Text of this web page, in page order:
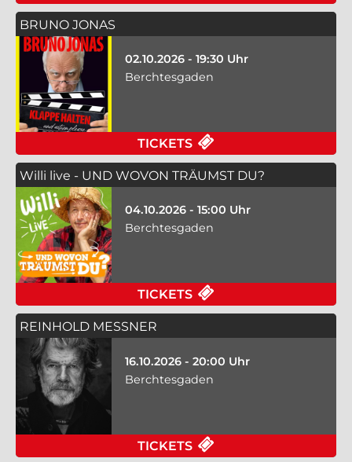
BRUNO JONAS
02.10.2026 - 19:30 Uhr
Berchtesgaden
TICKETS
Willi live - UND WOVON TRÄUMST DU?
04.10.2026 - 15:00 Uhr
Berchtesgaden
TICKETS
REINHOLD MESSNER
16.10.2026 - 20:00 Uhr
Berchtesgaden
TICKETS